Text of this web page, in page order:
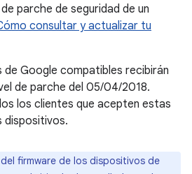
parche de seguridad de un
consultar y actualizar tu
Google compatibles recibirán
de parche del 05/04/2018.
los clientes que acepten estas
dispositivos.
firmware de los dispositivos de